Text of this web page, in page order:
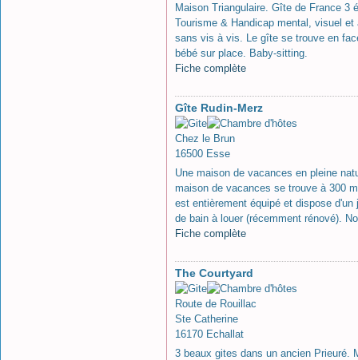
Maison Triangulaire. Gîte de France
Tourisme & Handicap mental, visuel
sans vis à vis. Le gîte se trouve en
bébé sur place. Baby-sitting.
Fiche complète
Gîte Rudin-Merz
Chez le Brun
16500 Esse
Une maison de vacances en pleine
maison de vacances se trouve à 300
est entièrement équipé et dispose
de bain à louer (récemment rénové).
Fiche complète
The Courtyard
Route de Rouillac
Ste Catherine
16170 Echallat
3 beaux gites dans un ancien Prieuré.